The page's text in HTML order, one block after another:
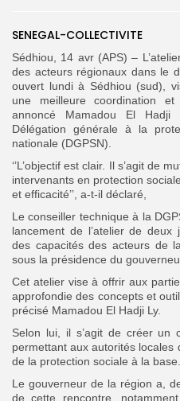
Search
for:
FR
SENEGAL-COLLECTIVITE
Sédhiou, 14 avr (APS) –
des acteurs régionaux dans le
ouvert lundi à Sédhiou (sud),
une meilleure coordination
annoncé Mamadou El
Délégation générale à la
nationale (DGPSN).
‘’L’objectif est clair. Il s’agit de
intervenants en protection
et efficacité’’, a-t-il déclaré,
Le conseiller technique à la
lancement de l’atelier de
des capacités des acteurs de
sous la présidence du
Cet atelier vise à offrir aux
approfondie des concepts et
précisé Mamadou El Hadji Ly.
Selon lui, il s’agit de créer un
permettant aux autorités
de la protection sociale à la base.
Le gouverneur de la région a,
de cette rencontre,